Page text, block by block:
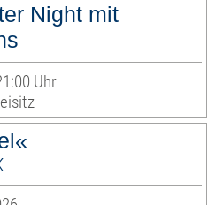
Night mit
Uhr